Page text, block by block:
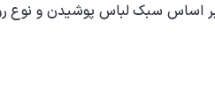
بر اساس سبک لباس پوشیدن و